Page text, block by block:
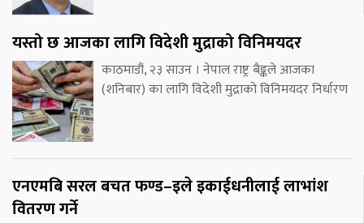
यस्तो छ आजका लागि विदेशी मुद्राको विनिमयदर
काठमाडौं, २३ साउन । नेपाल राष्ट्र बैङ्कले आजका
(शनिबार) का लागि विदेशी मुद्राको विनिमयदर निर्धारण
एनएमबि सरल बचत फण्ड–इले इकाईधनीलाई लाभांश
वितरण गर्ने